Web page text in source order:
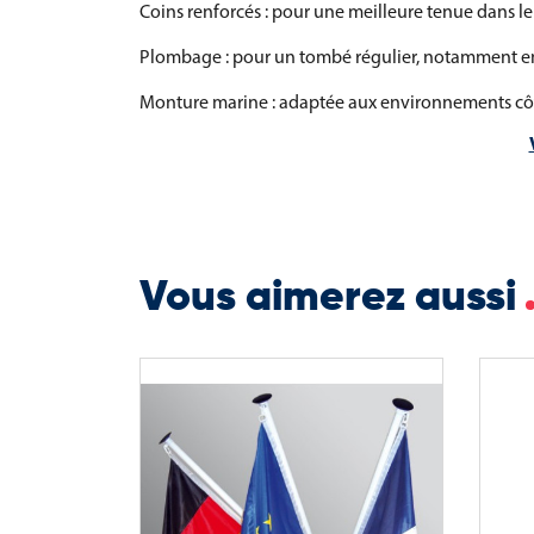
Coins renforcés : pour une meilleure tenue dans
Plombage : pour un tombé régulier, notamment
Monture marine : adaptée aux environnements
Anneaux, œillets métalliques, mousquetons,
opération de pavoisement officiel ou
Vous aimerez aussi